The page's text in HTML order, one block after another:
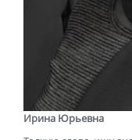
Ирина Юрьевна